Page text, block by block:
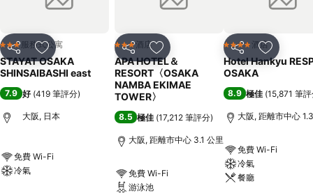
分享 放到收藏夾
3 星級服務式公寓
STAYAT OSAKA
SHINSAIBASHI east
7.9 好 (419 筆評分)
大阪, 日本
免費 Wi-Fi
冷氣
分享 放到收藏夾
3 星級酒店
APA HOTEL＆
RESORT〈OSAKA
NAMBA EKIMAE
TOWER〉
8.5 極佳 (17,212 筆評分)
大阪, 距離市中心 3.1 公里
免費 Wi-Fi
游泳池
分享 放到收藏
4 星級 酒店
Hotel Hankyu
OSAKA
8.9 極佳 (15,871 筆
大阪, 距離市中心
免費 Wi-Fi
冷氣
餐廳